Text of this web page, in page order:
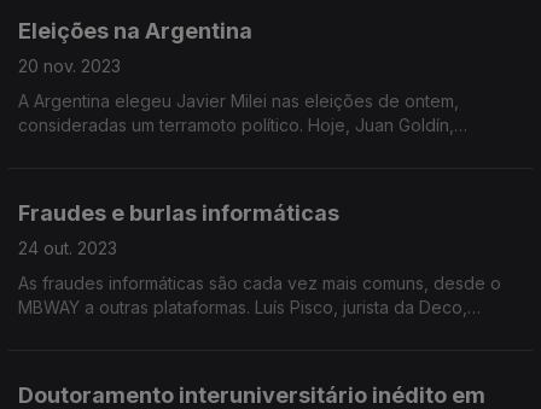
Eleições na Argentina
20 nov. 2023
A Argentina elegeu Javier Milei nas eleições de ontem,
consideradas um terramoto político. Hoje, Juan Goldín,
Fraudes e burlas informáticas
24 out. 2023
As fraudes informáticas são cada vez mais comuns, desde o
MBWAY a outras plataformas. Luís Pisco, jurista da Deco,
Doutoramento interuniversitário inédito em